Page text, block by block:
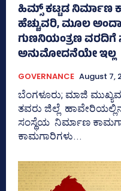
ಹಿಮ್ಸ್‌ ಕಟ್ಟಡ ನಿರ್ಮಾಣ
ಹೆಚ್ಚುವರಿ, ಮೂಲ
ಗುಣನಿಯಂತ್ರಣ ವರದಿಗೆ
ಅನುಮೋದನೆಯೇ ಇಲ್ಲ
GOVERNANCE August 7,
ಬೆಂಗಳೂರು; ಮಾಜಿ
ತವರು ಜಿಲ್ಲೆ
ಸಂಸ್ಥೆಯ ನಿರ್ಮಾಣ
ಕಾಮಗಾರಿಗಳು...